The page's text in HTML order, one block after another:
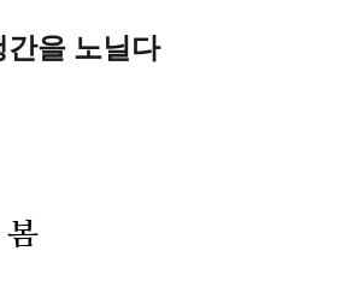
간을 노닐다